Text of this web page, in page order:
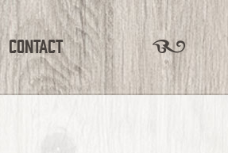
Contact